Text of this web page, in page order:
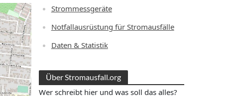
Strommessgeräte
Notfallausrüstung für Stromausfälle
Daten & Statistik
Über Stromausfall.org
Wer schreibt hier und was soll das alles?